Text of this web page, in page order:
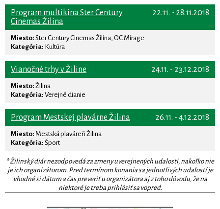
22.11. - 28.11.2018
Program multikina Ster Century
Cinemas Žilina
Miesto: Ster Century Cinemas Žilina, OC Mirage
Kategória: Kultúra
24.11. - 23.12.2018
Vianočné trhy v Žiline
Miesto: Žilina
Kategória: Verejné dianie
26.11. - 4.12.2018
Program Mestskej plavárne Žilina
Miesto: Mestská plaváreň Žilina
Kategória: Šport
* Žilinský diár nezodpovedá za zmeny uverejnených udalostí, nakoľko nie
je ich organizátorom. Pred termínom konania sa jednotlivých udalostí je
vhodné si dátum a čas preveriť u organizátora aj z toho dôvodu, že na
niektoré je treba prihlásiť sa vopred.